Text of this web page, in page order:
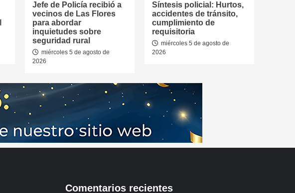
Jefe de Policía recibió a
vecinos de Las Flores
para abordar
inquietudes sobre
seguridad rural
miércoles 5 de agosto de
2026
Síntesis policial: Hurtos,
accidentes de tránsito,
cumplimiento de
requisitoria
miércoles 5 de agosto de
2026
Comentarios recientes